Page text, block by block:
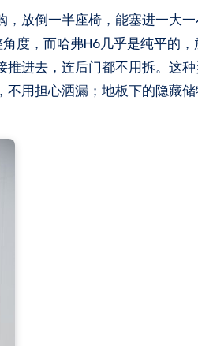
放倒一半座椅，能塞进一大
度，而哈弗H6几乎是纯平的
进去，连后门都不用拆。这
用担心洒漏；地板下的隐藏